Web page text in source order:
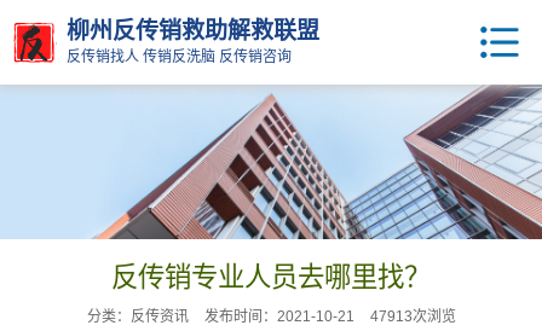
柳州反传销救助解救联盟
反传销找人 传销反洗脑 反传销咨询
反传销专业人员去哪里找？
分类：反传资讯 发布时间：2021-10-21 47913次浏览